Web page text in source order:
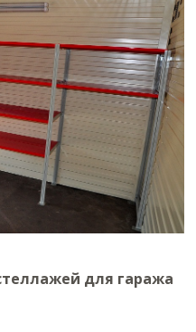
для гаража